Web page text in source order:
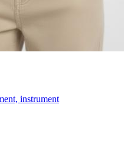
instrument